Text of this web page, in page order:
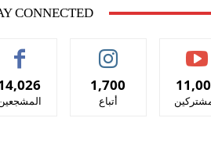
CONNECTED
1,700
أتباع